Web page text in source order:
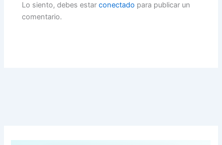
Lo siento, debes estarconectado para publicar un
comentario.